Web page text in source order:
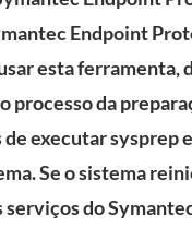
Endpoint
esta ferramenta,
processo da
de executar sysprep
Se o sistema
do